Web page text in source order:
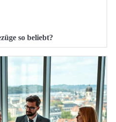
so beliebt?